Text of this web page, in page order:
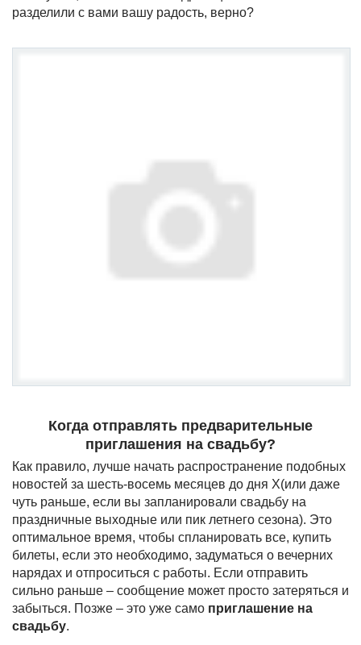
разделили с вами вашу радость, верно?
Когда отправлять предварительные
приглашения на свадьбу?
Как правило, лучше начать распространение подобных
новостей за шесть-восемь месяцев до дня X(или даже
чуть раньше, если вы запланировали свадьбу на
праздничные выходные или пик летнего сезона). Это
оптимальное время, чтобы спланировать все, купить
билеты, если это необходимо, задуматься о вечерних
нарядах и отпроситься с работы. Если отправить
сильно раньше – сообщение может просто затеряться и
забыться. Позже – это уже само приглашение на
свадьбу.